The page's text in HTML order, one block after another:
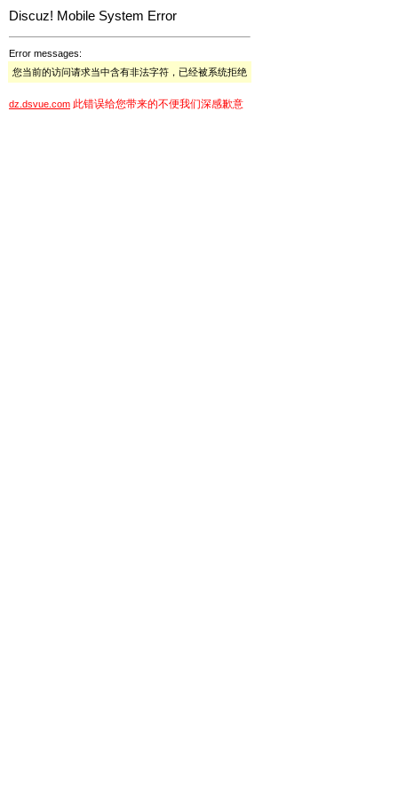
Discuz! Mobile System Error
Error messages:
您当前的访问请求当中含有非法字符，已经被系统拒绝
dz.dsvue.com 此错误给您带来的不便我们深感歉意